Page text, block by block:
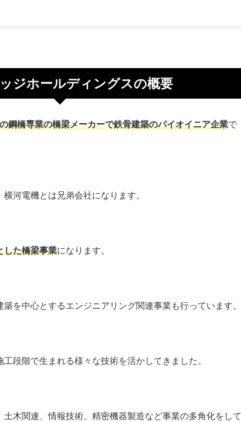
ジホールディングスの概要
鋼橋専業の橋梁メーカーで鉄骨建築のパイオイニア企業で
河電機とは兄弟会社になります。
した橋梁事業になります。
を中心とするエンジニアリング関連事業も行っています。
段階で生まれる様々な技術を活かしてきました。
木関連、情報技術、精密機器製造など事業の多角化をして